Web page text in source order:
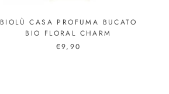
BIOLÙ CASA PROFUMA BUCATO
BIO FLORAL CHARM
€9,90